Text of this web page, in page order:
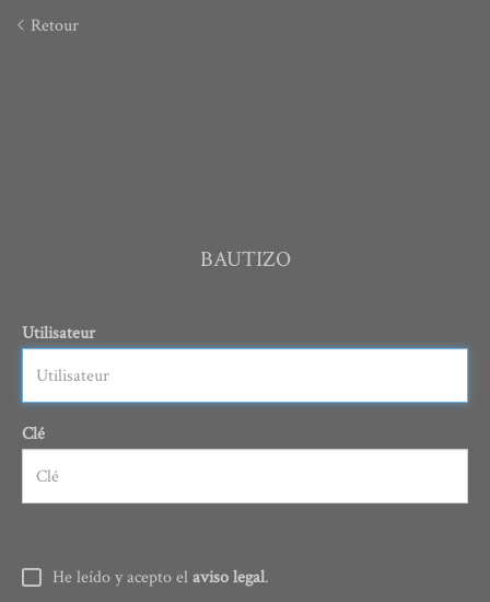
Retour
BAUTIZO
Utilisateur
Clé
He leído y acepto elaviso legal.